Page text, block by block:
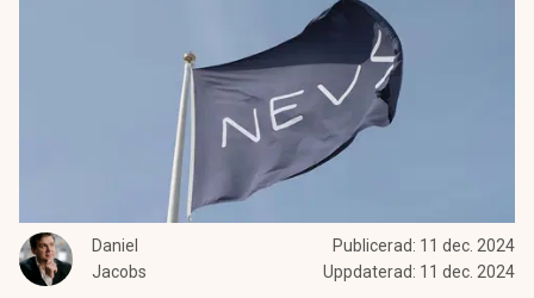
Daniel
Jacobs
Publicerad: 11 dec. 2024
Uppdaterad: 11 dec. 2024